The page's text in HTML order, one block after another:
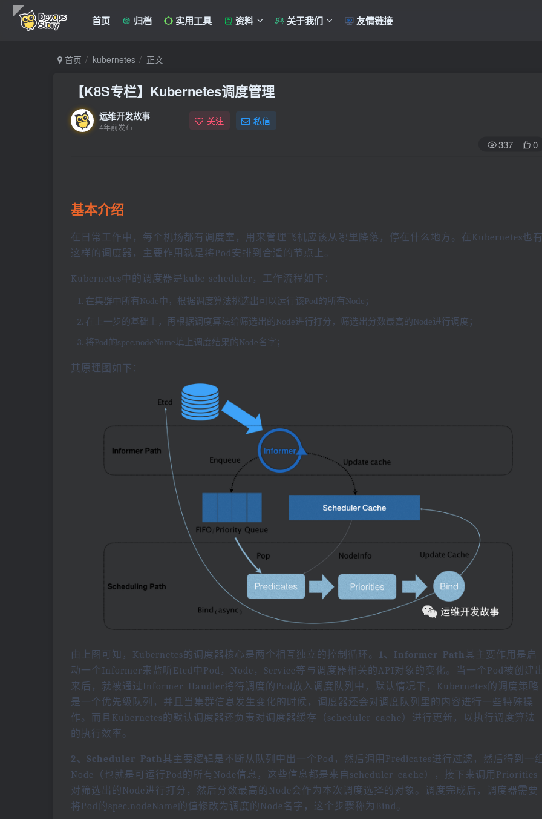
首页 归档 实用工具 资料 关于我们 友情链接
首页 kubernetes 正文
【K8S专栏】Kubernetes调度管理
运维开发故事
4年前发布 关注 私信
337 0
基本介绍
在日常工作中，每个机场都有调度室，用来管理飞机应该从哪里降落，停在什么地方。在Kubernetes也有
这样的调度器，主要作用就是将Pod安排到合适的节点上。
Kubernetes中的调度器是kube-scheduler，工作流程如下：
在集群中所有Node中，根据调度算法挑选出可以运行该Pod的所有Node；
在上一步的基础上，再根据调度算法给筛选出的Node进行打分，筛选出分数最高的Node进行调度；
将Pod的spec.nodeName填上调度结果的Node名字；
其原理图如下：
由上图可知，Kubernetes的调度器核心是两个相互独立的控制循环。 1、Informer Path其主要作用是启
动一个Informer来监听Etcd中Pod，Node，Service等与调度器相关的API对象的变化。当一个Pod被创建
来后，就被通过Informer Handler将待调度的Pod放入调度队列中，默认情况下，Kubernetes的调度策略
是一个优先级队列，并且当集群信息发生变化的时候，调度器还会对调度队列里的内容进行一些特殊操
作。而且Kubernetes的默认调度器还负责对调度器缓存（scheduler cache）进行更新，以执行调度算法
的执行效率。
2、Scheduler Path其主要逻辑是不断从队列中出一个Pod，然后调用Predicates进行过滤，然后得到一组
Node（也就是可运行Pod的所有Node信息，这些信息都是来自scheduler cache），接下来调用Priorities
对筛选出的Node进行打分，然后分数最高的Node会作为本次调度选择的对象。调度完成后，调度器需要
将Pod的spec.nodeName的值修改为调度的Node名字，这个步骤称为Bind。